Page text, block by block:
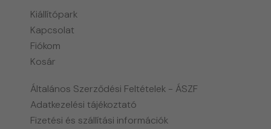
Kiállítópark
Kapcsolat
Fiókom
Kosár
Általános Szerződési Feltételek - ÁSZF
Adatkezelési tájékoztató
Fizetési és szállítási információk